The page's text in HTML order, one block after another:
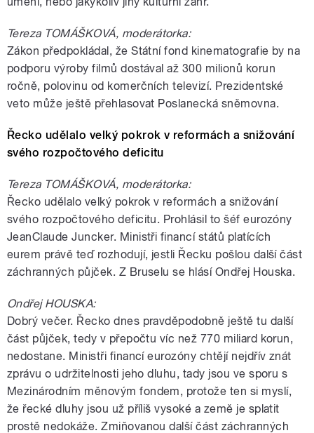
Tereza TOMÁŠKOVÁ, moderátorka:
Zákon předpokládal, že Státní fond kinematografie by na
podporu výroby filmů dostával až 300 milionů korun
ročně, polovinu od komerčních televizí. Prezidentské
veto může ještě přehlasovat Poslanecká sněmovna.
Řecko udělalo velký pokrok v reformách a snižování
svého rozpočtového deficitu
Tereza TOMÁŠKOVÁ, moderátorka:
Řecko udělalo velký pokrok v reformách a snižování
svého rozpočtového deficitu. Prohlásil to šéf eurozóny
JeanClaude Juncker. Ministři financí států platících
eurem právě teď rozhodují, jestli Řecku pošlou další část
záchranných půjček. Z Bruselu se hlásí Ondřej Houska.
Ondřej HOUSKA:
Dobrý večer. Řecko dnes pravděpodobně ještě tu další
část půjček, tedy v přepočtu víc než 770 miliard korun,
nedostane. Ministři financí eurozóny chtějí nejdřív znát
zprávu o udržitelnosti jeho dluhu, tady jsou ve sporu s
Mezinárodním měnovým fondem, protože ten si myslí,
že řecké dluhy jsou už příliš vysoké a země je splatit
prostě nedokáže. Zmiňovanou další část záchranných